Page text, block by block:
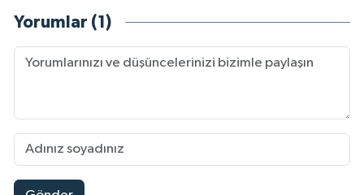
Yorumlar (1)